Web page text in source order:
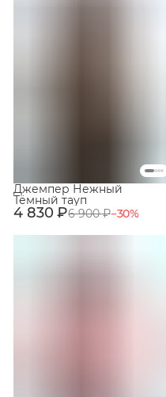
4 830 ₽6 900 ₽−30%
Джемпер Нежный
Тёмный тауп